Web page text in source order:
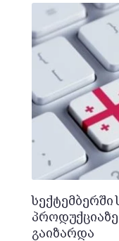
გაიზარდა